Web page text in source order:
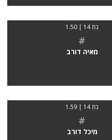
בת 14 | 1.50
#
מאיה דורב
בת 14 | 1.59
#
מיכל דורב